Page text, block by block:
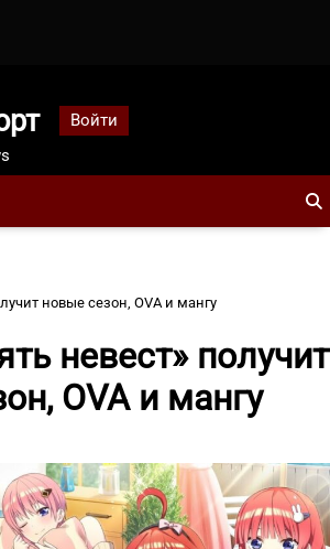
России в 10-й раз, обыграв
Войти
новые сезон, OVA и мангу
невест» получит
OVA и мангу